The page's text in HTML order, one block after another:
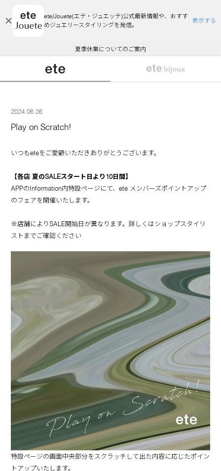
ete/Jouete(エテ・ジュエッテ)公式最新情報や、おすす
めジュエリースタイリングを発信。
表示する
エコラッピング及びエコポイント付与のご案内
ご注文いただいたお品物のお届け状況について
夏季休業についてのご案内
WEB Limited Items >>
採用のご案内
悪質な偽サイトにご注意ください
エコラッピング及びエコポイント付与のご案内
ご注文いただいたお品物のお届け状況について
2024.06.26
Play on Scratch!
いつもeteをご愛顧いただきありがとうございます。
【各店 夏のSALEスタート日より10日間】
APPのInformation内特設ページにて、ete メンバーズポイントアップ
のフェアを開催いたします。
※店舗によりSALE開始日が異なります。詳しくはショップスタイリ
ストまでご確認ください
特設ページの画面中央部分をスクラッチして出た内容に応じたポイン
トアップいたします。